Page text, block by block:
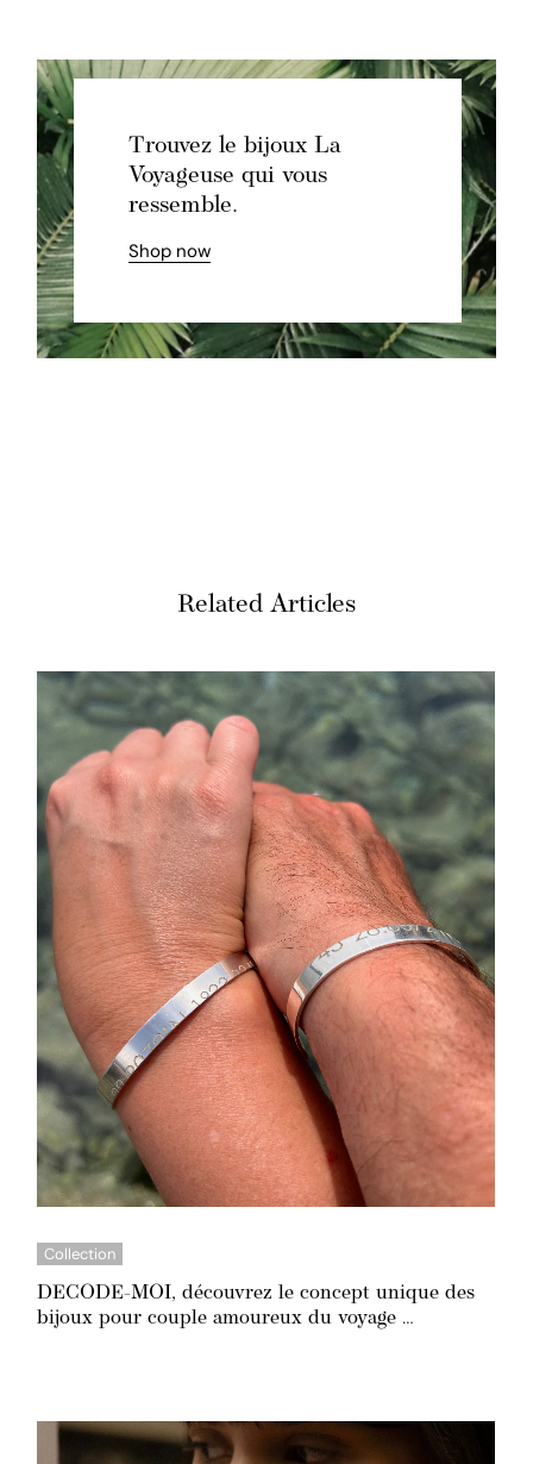
Trouvez le bijoux La
Voyageuse qui vous
ressemble.
Shop now
Related Articles
Collection
DECODE-MOI, découvrez le concept unique des
bijoux pour couple amoureux du voyage …